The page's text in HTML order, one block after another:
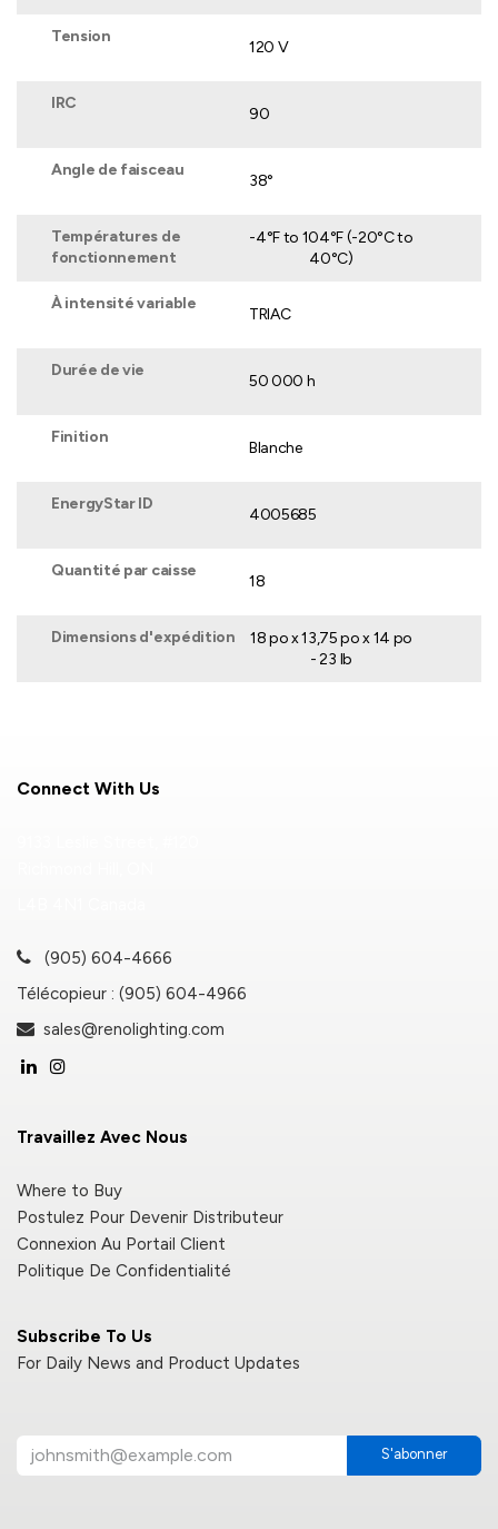
Tension
120 V
IRC
90
Angle de faisceau
38°
Températures de
fonctionnement
-4°F to 104°F (-20°C to
40°C)
À intensité variable
TRIAC
Durée de vie
50 000 h
Finition
Blanche
EnergyStar ID
4005685
Quantité par caisse
18
Dimensions d'expédition
18 po x 13,75 po x 14 po
- 23 lb
Subscribe To Us
For Daily News and Product Updates
S'abonner
Connect With Us
(905) 604-4666
Télécopieur : (905) 604-4966
sales@renolighting.com
Travaillez Avec Nous
Where to Buy
Postulez Pour Devenir Distributeur
Connexion Au Portail Client
Politique De Confidentialité